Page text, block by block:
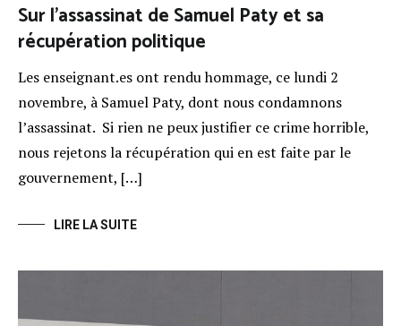
Sur l’assassinat de Samuel Paty et sa
récupération politique
Les enseignant.es ont rendu hommage, ce lundi 2
novembre, à Samuel Paty, dont nous condamnons
l’assassinat. Si rien ne peux justifier ce crime horrible,
nous rejetons la récupération qui en est faite par le
gouvernement, […]
LIRE LA SUITE